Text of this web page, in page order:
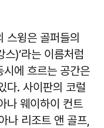
스윙은 골퍼들의
)’라는 이름처럼
에 흐르는 공간은
다. 사이판의 코럴
나 웨이하이 컨트
나 리조트 앤 골프,